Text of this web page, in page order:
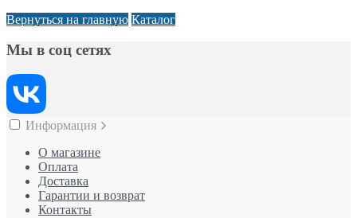
Вернуться на главную Каталог
Мы в соц сетях
Информация
О магазине
Оплата
Доставка
Гарантии и возврат
Контакты